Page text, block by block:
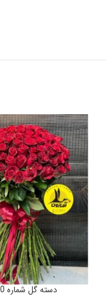
دسته گل شماره 300